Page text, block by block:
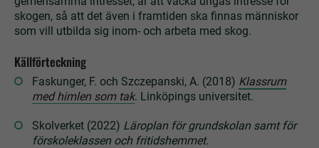
skogen, så att det även i framtiden ska finnas människor
som vill utbilda sig inom- och arbeta med skog.
Källförteckning
Faskunger, F. och Szczepanski, A. (2018) Klassrum
med himlen som tak. Linköpings universitet.
Skolverket (2022) Läroplan för grundskolan samt för
förskoleklassen och fritidshemmet.